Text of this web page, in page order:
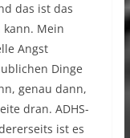
das ist das
kann. Mein
Angst
Dinge
genau dann,
dran. ADHS-
ist es